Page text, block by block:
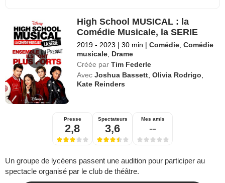
High School MUSICAL : la
Comédie Musicale, la SERIE
2019 - 2023 | 30 min | Comédie ,Comédie
musicale Drame
Créée par Tim Federle
Avec Joshua Bassett ,Olivia Rodrigo
Kate Reinders
Presse
2,8
Spectateurs
3,6
Mes amis
--
Un groupe de lycéens passent une audition pour participer au
spectacle organisé par le club de théâtre.